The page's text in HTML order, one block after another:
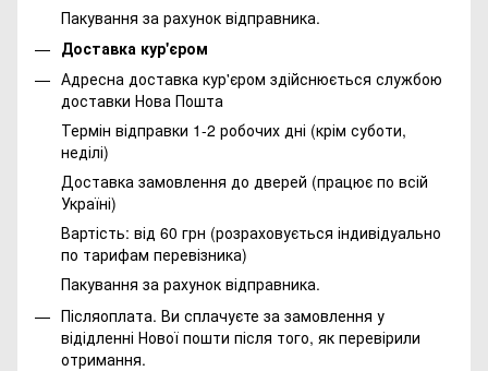
Пакування за рахунок відправника.
Доставка кур'єром
Адресна доставка кур'єром здійснюється службою
доставки Нова Пошта
Термін відправки 1-2 робочих дні (крім суботи,
неділі)
Доставка замовлення до дверей (працює по всій
Україні)
Вартість: від 60 грн (розраховується індивідуально
по тарифам перевізника)
Пакування за рахунок відправника.
Післяоплата. Ви сплачуєте за замовлення у
відідленні Нової пошти після того, як перевірили
отримання.